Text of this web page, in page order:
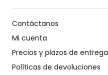
Contáctanos
Mi cuenta
Precios y plazos de entrega
Políticas de devoluciones